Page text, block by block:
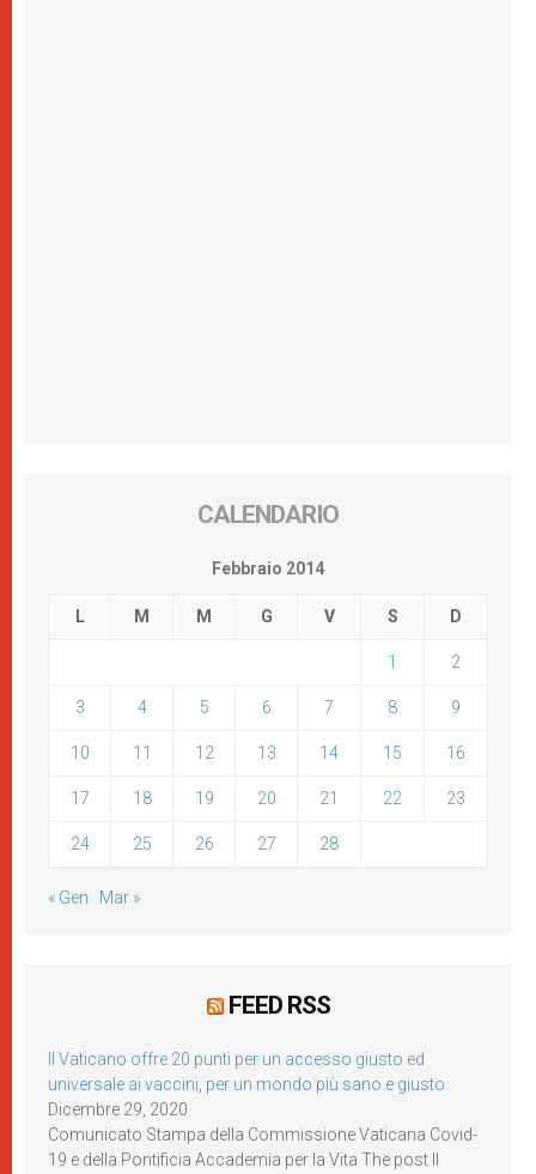
CALENDARIO
Febbraio 2014
L M M G V S D
1 2
3 4 5 6 7 8 9
10 11 12 13 14 15 16
17 18 19 20 21 22 23
24 25 26 27 28
« Gen Mar »
FEED RSS
Il Vaticano offre 20 punti per un accesso giusto ed
universale ai vaccini, per un mondo più sano e giusto
Dicembre 29, 2020
Comunicato Stampa della Commissione Vaticana Covid-
19 e della Pontificia Accademia per la Vita The post Il